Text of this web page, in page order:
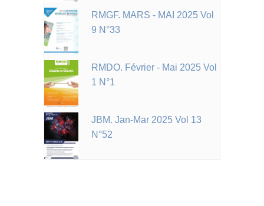
RMGF. MARS - MAI 2025 Vol
9 N°33
RMDO. Février - Mai 2025 Vol
1 N°1
JBM. Jan-Mar 2025 Vol 13
N°52